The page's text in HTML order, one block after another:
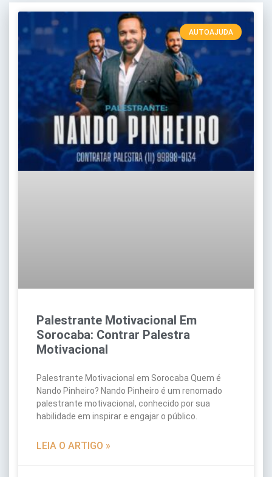
AUTOAJUDA
Palestrante Motivacional Em
Sorocaba: Contrar Palestra
Motivacional
Palestrante Motivacional em Sorocaba Quem é
Nando Pinheiro? Nando Pinheiro é um renomado
palestrante motivacional, conhecido por sua
habilidade em inspirar e engajar o público.
LEIA O ARTIGO »